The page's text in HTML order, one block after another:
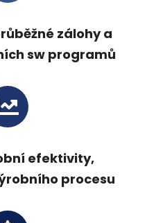
zálohy a
sw programů
efektivity,
procesu